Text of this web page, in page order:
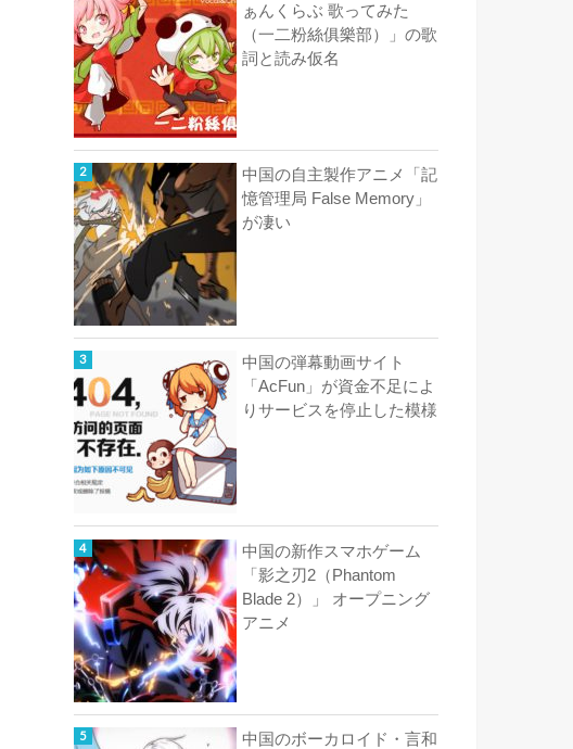
ぁんくらぶ 歌ってみた
（一二粉絲俱樂部）」の歌
詞と読み仮名
中国の自主製作アニメ「記
憶管理局 False Memory」
が凄い
中国の弾幕動画サイト
「AcFun」が資金不足によ
りサービスを停止した模様
中国の新作スマホゲーム
「影之刃2（Phantom
Blade 2）」 オープニング
アニメ
中国のボーカロイド・言和